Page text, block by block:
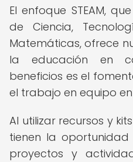
El enfoque STEAM,
de Ciencia,
Matemáticas, ofrece
la educación en
beneficios es el
el trabajo en equipo
Al utilizar recursos y
tienen la
proyectos y